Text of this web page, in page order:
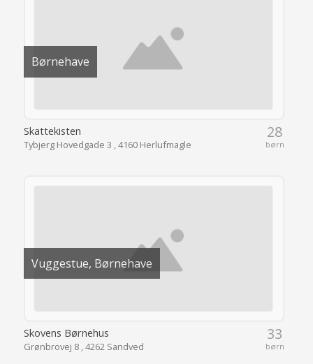
Børnehave
28
børn
Skattekisten
Tybjerg Hovedgade 3 , 4160 Herlufmagle
Vuggestue, Børnehave
33
børn
Skovens Børnehus
Grønbrovej 8 , 4262 Sandved